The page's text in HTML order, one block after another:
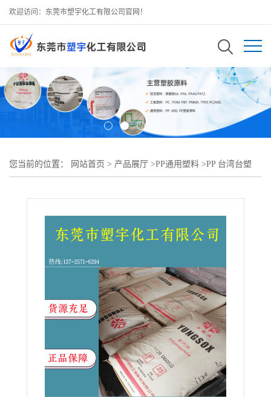
欢迎访问：东莞市塑宇化工有限公司官网！
您当前的位置： 网站首页 > 产品展厅 >PP通用塑料 >PP 台湾台塑